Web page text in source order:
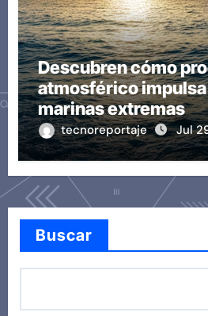
Descubren cómo
atmosférico
marinas extremas
tecnoreportaje Jul
Buscar